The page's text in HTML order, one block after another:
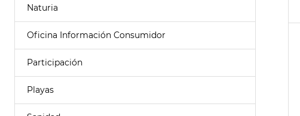
Naturia
Oficina Información Consumidor
Participación
Playas